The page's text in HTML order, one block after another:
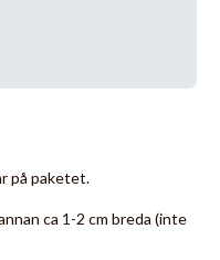
på paketet.
ca 1-2 cm breda (inte